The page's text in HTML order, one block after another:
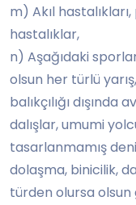
m) Akıl
hastalıklar,
n) Aşağıdaki
olsun her türlü
balıkçılığı
dalışlar, umumi
tasarlanmamış
dolaşma, binicilik,
türden olursa olsun